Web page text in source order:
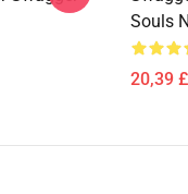
Souls
20,39